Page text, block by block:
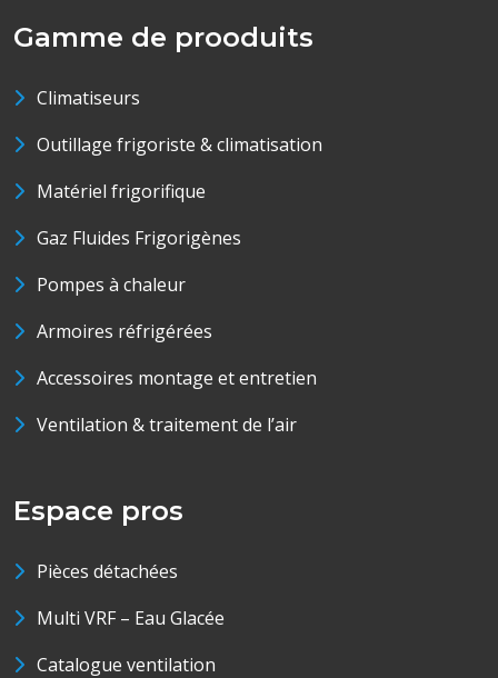
Gamme de prooduits
Climatiseurs
Outillage frigoriste & climatisation
Matériel frigorifique
Gaz Fluides Frigorigènes
Pompes à chaleur
Armoires réfrigérées
Accessoires montage et entretien
Ventilation & traitement de l’air
Espace pros
Pièces détachées
Multi VRF – Eau Glacée
Catalogue ventilation